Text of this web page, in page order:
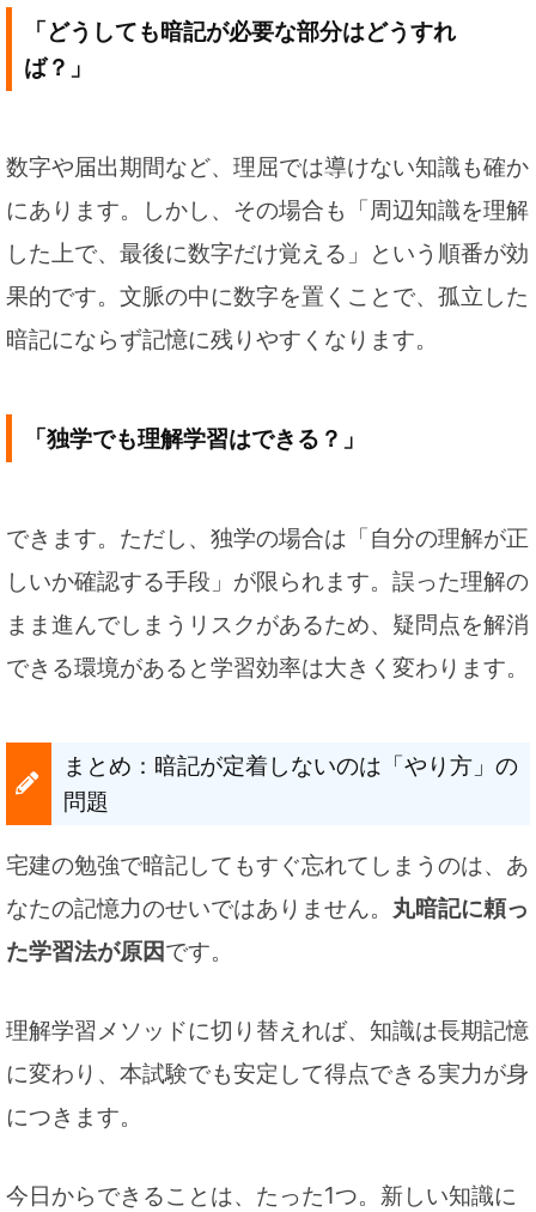
「どうしても暗記が必要な部分はどうすれ
ば？」
数字や届出期間など、理屈では導けない知識も確か
にあります。しかし、その場合も「周辺知識を理解
した上で、最後に数字だけ覚える」という順番が効
果的です。文脈の中に数字を置くことで、孤立した
暗記にならず記憶に残りやすくなります。
「独学でも理解学習はできる？」
できます。ただし、独学の場合は「自分の理解が正
しいか確認する手段」が限られます。誤った理解の
まま進んでしまうリスクがあるため、疑問点を解消
できる環境があると学習効率は大きく変わります。
まとめ：暗記が定着しないのは「やり方」の
問題
宅建の勉強で暗記してもすぐ忘れてしまうのは、あ
なたの記憶力のせいではありません。 丸暗記に頼っ
た学習法が原因です。
理解学習メソッドに切り替えれば、知識は長期記憶
に変わり、本試験でも安定して得点できる実力が身
につきます。
今日からできることは、たった1つ。新しい知識に